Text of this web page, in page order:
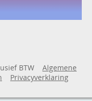
BTW
Algemene
Privacyverklaring